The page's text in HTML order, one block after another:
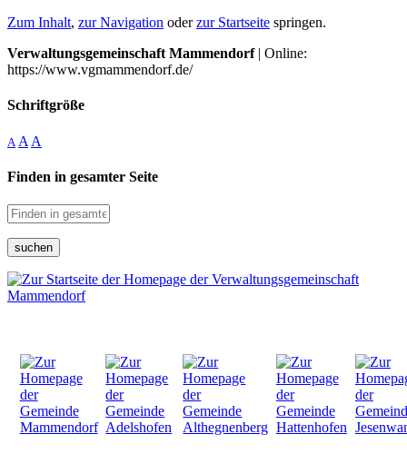
Zum Inhalt, zur Navigation oderzur Startseite springen.
Verwaltungsgemeinschaft Mammendorf| Online:
https://www.vgmammendorf.de/
Schriftgröße
A A A
Finden in gesamter Seite
suchen